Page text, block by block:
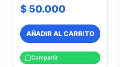
$50.000
AÑADIR AL CARRITO
Compartir